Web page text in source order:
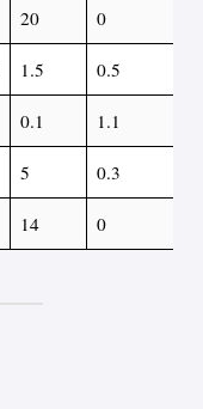
20 0
1.5 0.5
0.1 1.1
5 0.3
14 0